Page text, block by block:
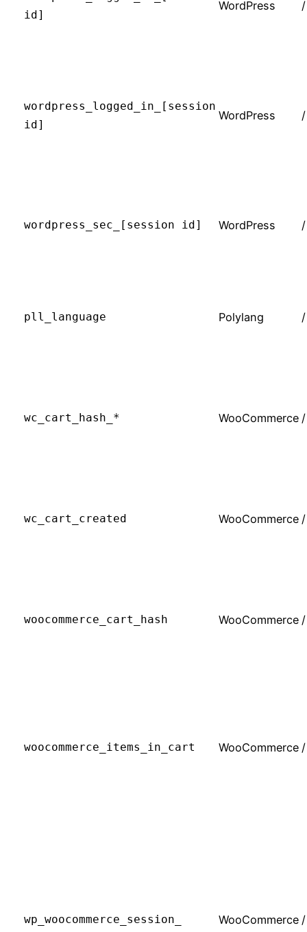
id]
WordPress /
wordpress_logged_in_[session
id]
WordPress /
wordpress_sec_[session id] WordPress /
pll_language Polylang /
wc_cart_hash_* WooCommerce /
wc_cart_created WooCommerce /
woocommerce_cart_hash WooCommerce /
woocommerce_items_in_cart WooCommerce /
wp_woocommerce_session_ WooCommerce /